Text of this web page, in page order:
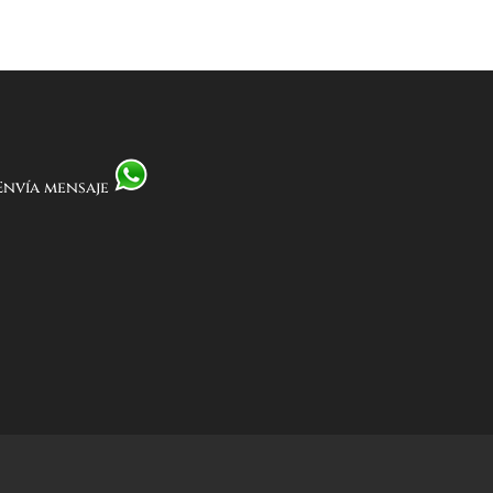
mensaje